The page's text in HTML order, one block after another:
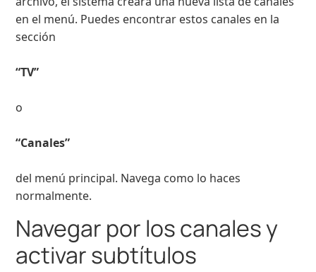
en el menú. Puedes encontrar estos canales en la
sección
“TV”
o
“Canales”
del menú principal. Navega como lo haces
normalmente.
Navegar por los canales y
activar subtítulos